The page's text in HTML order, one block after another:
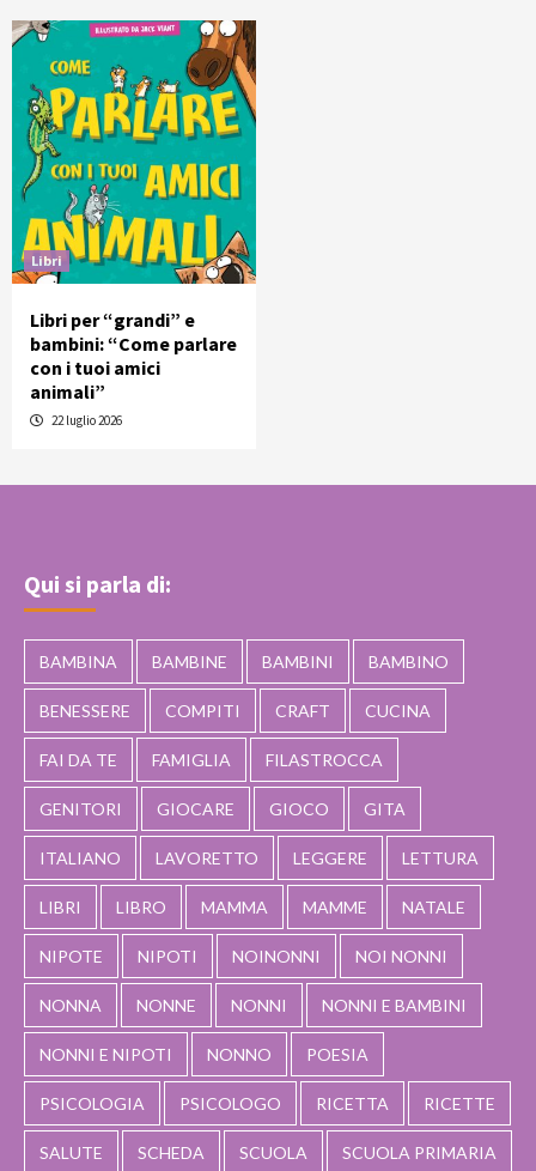
Libri
Libri per “grandi” e
bambini: “Come parlare
con i tuoi amici
animali”
22 luglio 2026
Qui si parla di:
BAMBINA BAMBINE BAMBINI BAMBINO
BENESSERE COMPITI CRAFT CUCINA
FAI DA TE FAMIGLIA FILASTROCCA
GENITORI GIOCARE GIOCO GITA
ITALIANO LAVORETTO LEGGERE LETTURA
LIBRI LIBRO MAMMA MAMME NATALE
NIPOTE NIPOTI NOINONNI NOI NONNI
NONNA NONNE NONNI NONNI E BAMBINI
NONNI E NIPOTI NONNO POESIA
PSICOLOGIA PSICOLOGO RICETTA RICETTE
SALUTE SCHEDA SCUOLA SCUOLA PRIMARIA